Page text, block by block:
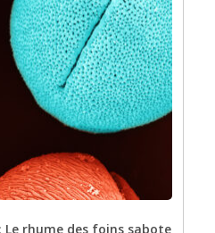
rhume des foins sabote